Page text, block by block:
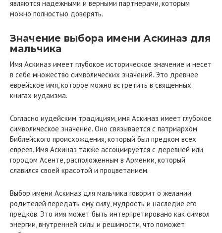
являются надежными и верными партнерами, которым
можно полностью доверять.
Значение выбора имени Аскиназ для
мальчика
Имя Аскиназ имеет глубокое историческое значение и несет
в себе множество символических значений. Это древнее
еврейское имя, которое можно встретить в священных
книгах иудаизма.
Согласно иудейским традициям, имя Аскиназ имеет глубокое
символическое значение. Оно связывается с патриархом
Библейского происхождения, который был предком всех
евреев. Имя Аскиназ также ассоциируется с деревней или
городом Асенте, расположенным в Армении, который
славился своей красотой и процветанием.
Выбор имени Аскиназ для мальчика говорит о желании
родителей передать ему силу, мудрость и наследие его
предков. Это имя может быть интерпретировано как символ
энергии, внутренней силы и решимости, что поможет